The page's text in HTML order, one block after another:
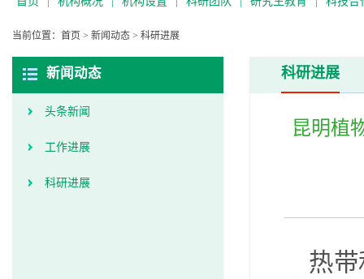
当前位置： 首页 > 新闻动态 > 科研进展
新闻动态
头条新闻
工作进展
科研进展
科研进展
昆明植
热